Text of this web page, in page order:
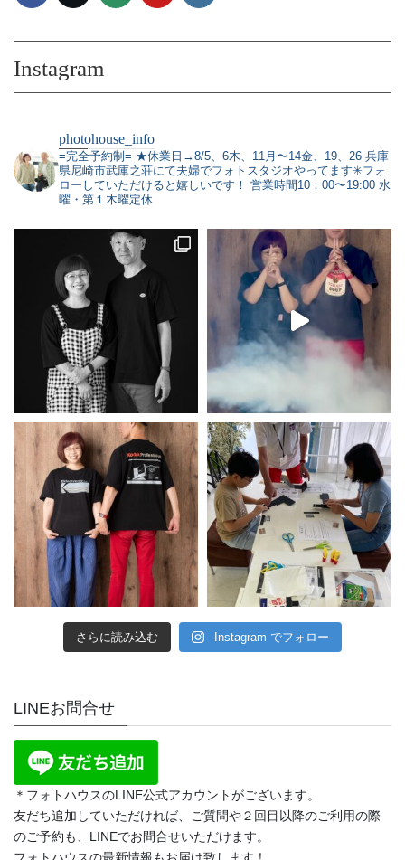
Instagram
photohouse_info
=完全予約制= ★休業日→8/5、6木、11月〜14金、19、26 兵庫
県尼崎市武庫之荘にて夫婦でフォトスタジオやってます✳︎フォ
ローしていただけると嬉しいです！ 営業時間10：00〜19:00 水
曜・第１木曜定休
さらに読み込む Instagram でフォロー
LINEお問合せ
＊フォトハウスのLINE公式アカウントがございます。
友だち追加していただければ、ご質問や２回目以降のご利用の際
のご予約も、LINEでお問合せいただけます。